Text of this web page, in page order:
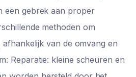
een gebrek aan proper
methoden om
van de omvang en
Reparatie: kleine scheuren en